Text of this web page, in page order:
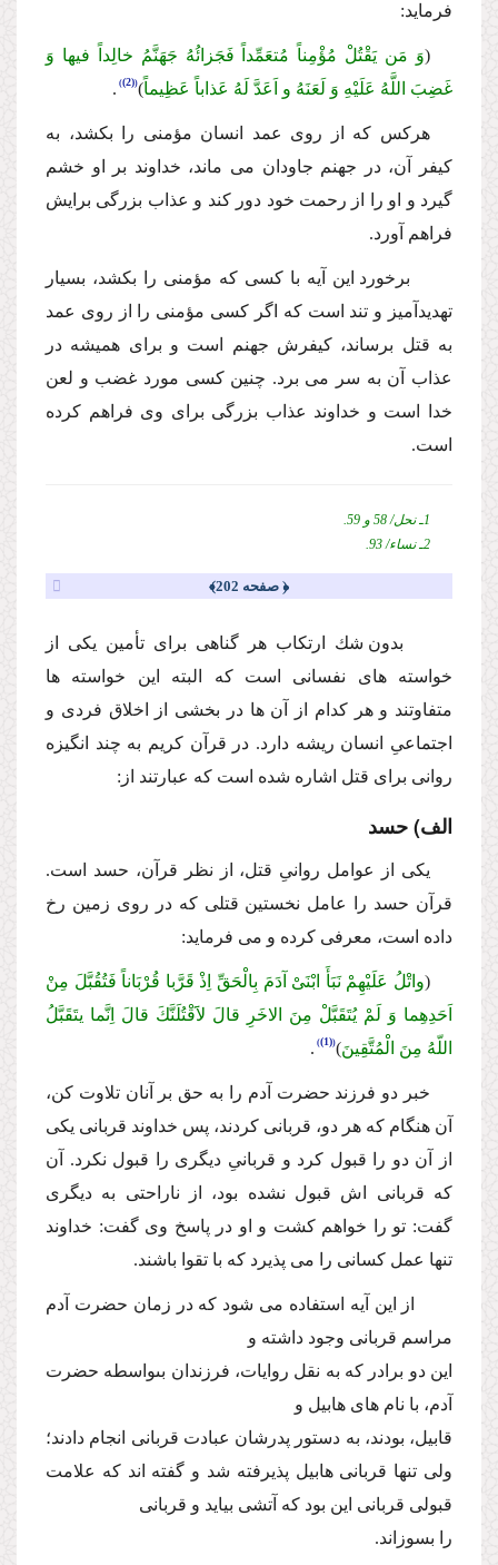
فرماید:
(وَ مَن یَقْتُلْ مُؤْمِناً مُتعَمِّداً فَجَزائُهُ جَهَنَّمُ خالِداً فیها وَ
غَضِبَ اللَّهُ عَلَیْهِ وَ لَعَنَهُ و اَعَدَّ لَهُ عَذاباً عَظِیماً)
(2)
.
هركس كه از روى عمد انسان مؤمنى را بكشد، به
كیفر آن، در جهنم جاودان مى ماند، خداوند بر او خشم
گیرد و او را از رحمت خود دور كند و عذاب بزرگى برایش
فراهم آورد.
برخورد این آیه با كسى كه مؤمنى را بكشد، بسیار
تهدیدآمیز و تند است كه اگر كسى مؤمنى را از روى عمد
به قتل برساند، كیفرش جهنم است و براى همیشه در
عذاب آن به سر مى برد. چنین كسى مورد غضب و لعن
خدا است و خداوند عذاب بزرگى براى وى فراهم كرده
است.
1ـ نحل/ 58 و 59.
2ـ نساء/ 93.
﴿ صفحه 202﴾
بدون شك ارتكاب هر گناهى براى تأمین یكى از
خواسته هاى نفسانى است كه البته این خواسته ها
متفاوتند و هر كدام از آن ها در بخشى از اخلاق فردى و
اجتماعىِ انسان ریشه دارد. در قرآن كریم به چند انگیزه
روانى براى قتل اشاره شده است كه عبارتند از:
الف) حسد
یكى از عوامل روانىِ قتل، از نظر قرآن، حسد است.
قرآن حسد را عامل نخستین قتلى كه در روى زمین رخ
داده است، معرفى كرده و مى فرماید:
(واتْلُ عَلَیْهِمْ نَبَأَ ابْنَیْ آدَمَ بِالْحَقِّ اِذْ قَرَّبا قُرْبَاناً فَتُقُبَّلَ مِنْ
اَحَدِهِما وَ لَمْ یُتَقَبَّلْ مِنَ الاخَرِ قالَ لاََقْتُلَنَّكَ قالَ اِنَّما یتَقَبَّلُ
اللّهُ مِنَ الْمُتَّقِینَ)
(1)
.
خبر دو فرزند حضرت آدم را به حق بر آنان تلاوت كن،
آن هنگام كه هر دو، قربانى كردند، پس خداوند قربانى یكى
از آن دو را قبول كرد و قربانىِ دیگرى را قبول نكرد. آن
كه قربانى اش قبول نشده بود، از ناراحتى به دیگرى
گفت: تو را خواهم كشت و او در پاسخ وى گفت: خداوند
تنها عمل كسانى را مى پذیرد كه با تقوا باشند.
از این آیه استفاده مى شود كه در زمان حضرت آدم
مراسم قربانى وجود داشته و
این دو برادر كه به نقل روایات، فرزندان بىواسطه حضرت
آدم، با نام هاى هابیل و
قابیل، بودند، به دستور پدرشان عبادت قربانى انجام دادند؛
ولى تنها قربانى هابیل پذیرفته شد و گفته اند كه علامت
قبولى قربانى این بود كه آتشى بیاید و قربانى
را بسوزاند.